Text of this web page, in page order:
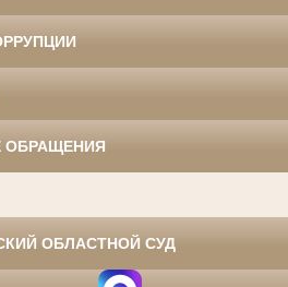
ОБРАЩЕНИЯ
ОБЛАСТНОЙ СУД